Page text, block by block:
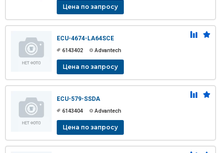
Цена по запросу
ECU-4674-LA64SCE
6143402 Advantech
Цена по запросу
ECU-579-SSDA
6143404 Advantech
Цена по запросу